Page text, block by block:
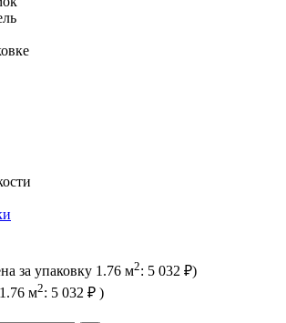
за упаковку 1.76 м2: 5 032 ₽)
1.76 м2: 5 032 ₽ )